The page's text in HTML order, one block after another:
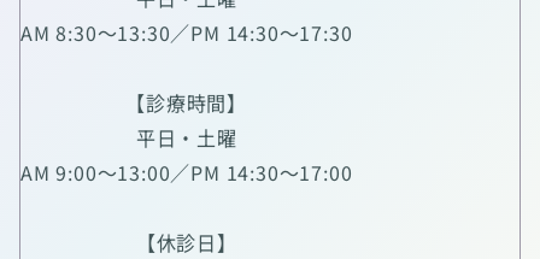
AM 8:30～13:30／PM 14:30～17:30
【診療時間】
平日・土曜
AM 9:00～13:00／PM 14:30～17:00
【休診日】